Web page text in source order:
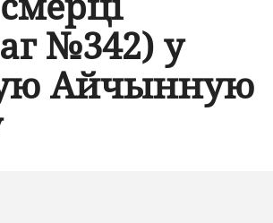
№342) у
Айчынную